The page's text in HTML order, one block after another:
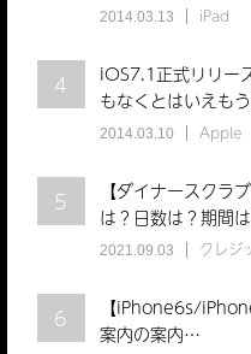
2014.03.13 iPad
4
iOS7.1正式リリー
もなくとはいえも
2014.03.10 Apple
5
【ダイナースクラ
は？日数は？期間
2021.09.03 クレジ
6
【iPhone6s/
案内の案内…